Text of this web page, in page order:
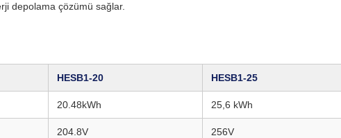
depolama çözümü sağlar.
HESB1‑20 HESB1‑25
20.48kWh 25,6 kWh
204.8V 256V